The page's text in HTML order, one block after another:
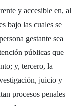
y accesible en, al
bajo las cuales se
gestante sea
públicas que
y, tercero, la
juicio y
procesos penales